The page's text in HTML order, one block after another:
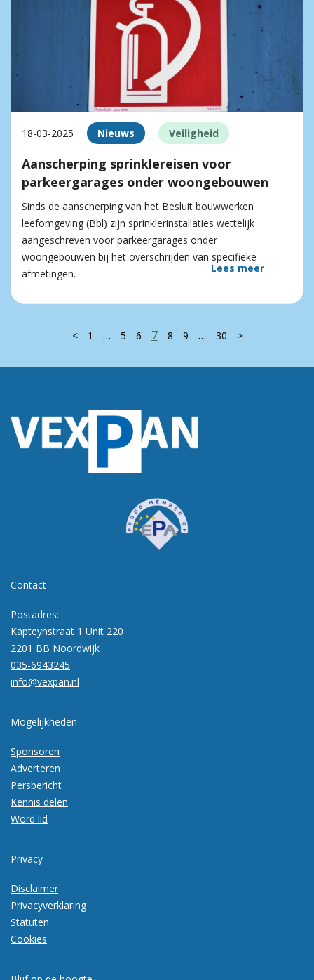
18-03-2025 Nieuws Veiligheid
Aanscherping sprinklereisen voor
parkeergarages onder woongebouwen
Sinds de aanscherping van het Besluit bouwwerken
leefomgeving (Bbl) zijn sprinklerinstallaties wettelijk
aangeschreven voor parkeergarages onder
woongebouwen bij het overschrijden van specifieke
afmetingen.
Lees meer
< 1 … 5 6 7 8 9 … 30 >
Contact
Postadres:
Kapteynstraat 1 Unit 220
2201 BB Noordwijk
035-6943245
info@vexpan.nl
Mogelijkheden
Sponsoren
Adverteren
Persbericht
Kennis delen
Word lid
Privacy
Disclaimer
Privacyverklaring
Statuten
Cookies